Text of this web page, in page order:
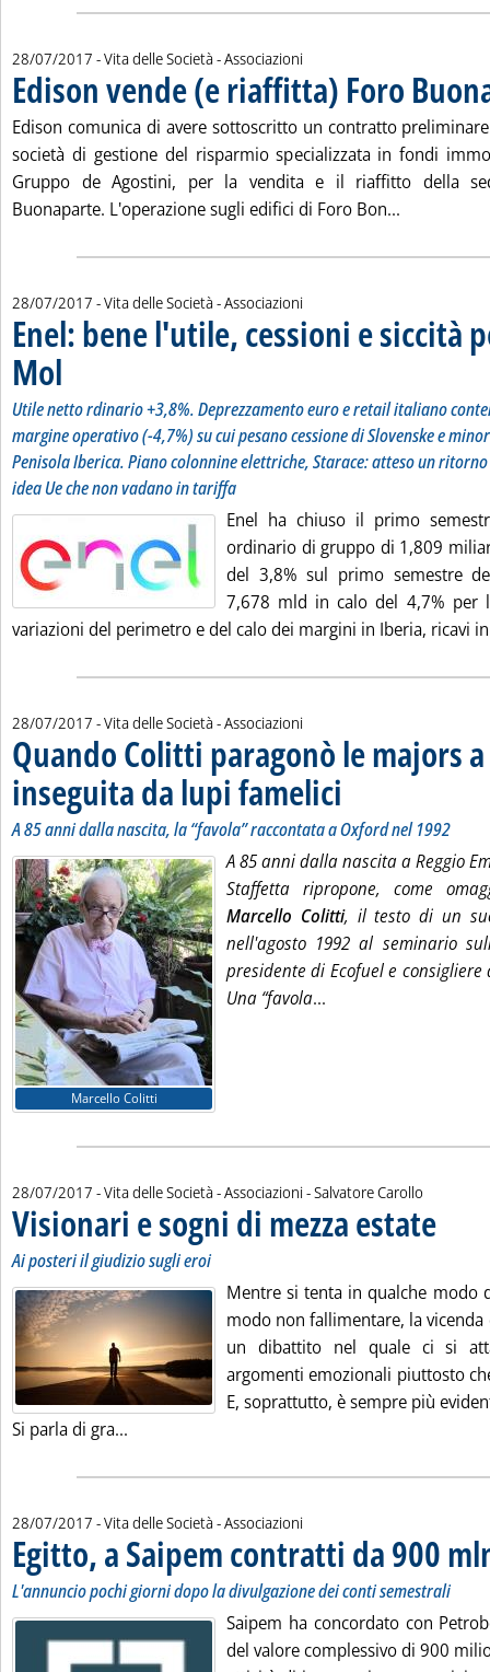
28/07/2017 - Vita delle Società - Associazioni
Edison vende (e riaffitta) Foro
Edison comunica di avere sottoscritto un contratto
società di gestione del risparmio specializzata in fondi
Gruppo de Agostini, per la vendita e il riaffitto della
Buonaparte. L'operazione sugli edifici di Foro Bon...
28/07/2017 - Vita delle Società - Associazioni
Enel: bene l'utile, cessioni e siccità
Mol . Sottotitolo: Utile netto rdinario +3,8%. Deprezzamento euro e retail italiano
Utile netto rdinario +3,8%. Deprezzamento euro e retail italiano
margine operativo (-4,7%) su cui pesano cessione di Slovenske e
Penisola Iberica. Piano colonnine elettriche, Starace: atteso un
idea Ue che non vadano in tariffa
Enel ha chiuso il primo
ordinario di gruppo di 1,809
del 3,8% sul primo semestre
7,678 mld in calo del 4,7% per
variazioni del perimetro e del calo dei margini in Iberia, ricavi
28/07/2017 - Vita delle Società - Associazioni
Quando Colitti paragonò le majors
inseguita da lupi famelici . Sottotitolo: A 85 anni
. Pubblicata venerdì 28
A 85 anni dalla nascita, la “favola” raccontata a Oxford nel 1992
Marcello Colitti
A 85 anni dalla nascita a Reggio
Staffetta ripropone, come
Marcello Colitti, il testo di un
nell'agosto 1992 al seminario
presidente di Ecofuel e
Una “favola...
28/07/2017 - Vita delle Società - Associazioni -di:
Salvatore Carollo
Visionari e sogni di mezza estate
Ai posteri il giudizio sugli eroi
Mentre si tenta in qualche modo
modo non fallimentare, la vicenda
un dibattito nel quale ci si
argomenti emozionali piuttosto
E, soprattutto, è sempre più
Si parla di gra...
28/07/2017 - Vita delle Società - Associazioni
Egitto, a Saipem contratti da 900
L'annuncio pochi giorni dopo la divulgazione dei conti semestrali
Saipem ha concordato con
del valore complessivo di 900